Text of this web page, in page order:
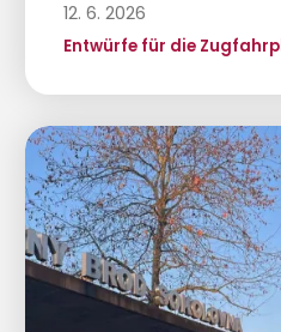
12. 6. 2026
Entwürfe für die